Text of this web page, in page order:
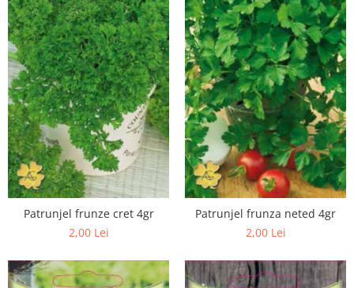
Patrunjel frunze cret 4gr
2,00 Lei
Patrunjel frunza neted 4gr
2,00 Lei